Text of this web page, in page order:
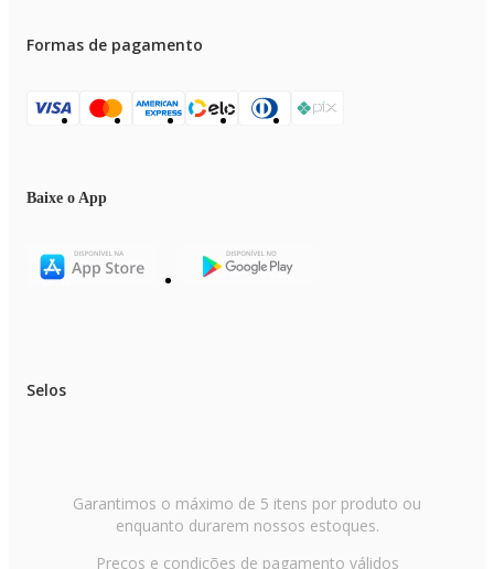
Formas de pagamento
Baixe o App
Selos
Garantimos o máximo de 5 itens por produto ou
enquanto durarem nossos estoques.
Preços e condições de pagamento válidos